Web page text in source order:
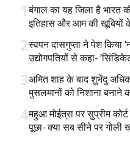
1बंगाल का यह जिला है भारत
इतिहास और आम की खूबियों
2स्वपन दासगुप्ता ने पेश किया
उद्योगपतियों से कहा-
3अमित शाह के बाद शुभेंदु
मुसलमानों को निशाना बनाने
4महुआ मोईत्रा पर सुप्रीम
पूछा- क्या सब सीने पर गोली